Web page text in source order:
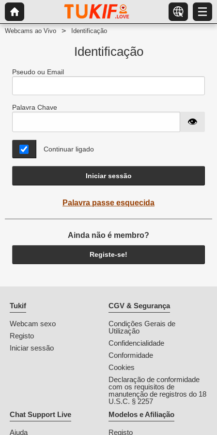
Webcams ao Vivo Identificação
Identificação
Pseudo ou Email
Palavra Chave
Continuar ligado
Iniciar sessão
Palavra passe esquecida
Ainda não é membro?
Registe-se!
Tukif
Webcam sexo
Registo
Iniciar sessão
CGV & Segurança
Condições Gerais de
Utilização
Confidencialidade
Conformidade
Cookies
Declaração de conformidade
com os requisitos de
manutenção de registros do 18
U.S.C. § 2257
Chat Support Live
Ajuda
Modelos e Afiliação
Registo